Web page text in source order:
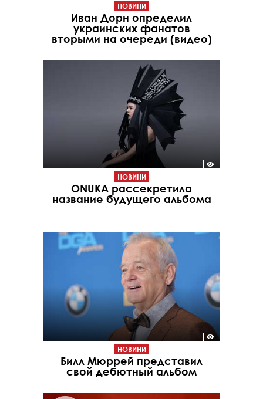
НОВИНИ
Иван Дорн определил
украинских фанатов
вторыми на очереди (видео)
НОВИНИ
ONUKA рассекретила
название будущего альбома
НОВИНИ
Билл Мюррей представил
свой дебютный альбом